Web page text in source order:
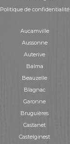
Politique de confidentialité
Aucamville
Aussonne
Auterive
Balma
Beauzelle
Blagnac
Garonne
Bruguières
Castanet
Castelginest